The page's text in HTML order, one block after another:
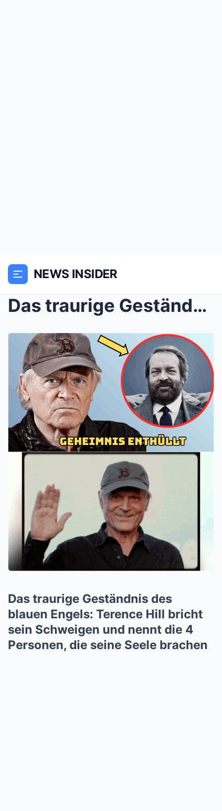
NEWS INSIDER
Das traurige Geständnis des blauen Engels: Terence...
Das traurige Geständnis des
blauen Engels: Terence Hill bricht
sein Schweigen und nennt die 4
Personen, die seine Seele brachen